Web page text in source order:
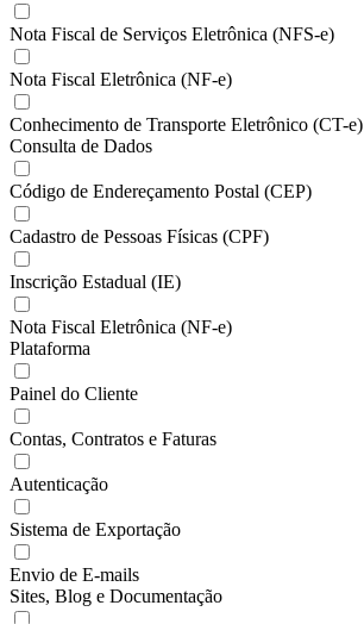
Nota Fiscal de Serviços Eletrônica (NFS-e)
Nota Fiscal Eletrônica (NF-e)
Conhecimento de Transporte Eletrônico (CT-e)
Consulta de Dados
Código de Endereçamento Postal (CEP)
Cadastro de Pessoas Físicas (CPF)
Inscrição Estadual (IE)
Nota Fiscal Eletrônica (NF-e)
Plataforma
Painel do Cliente
Contas, Contratos e Faturas
Autenticação
Sistema de Exportação
Envio de E-mails
Sites, Blog e Documentação